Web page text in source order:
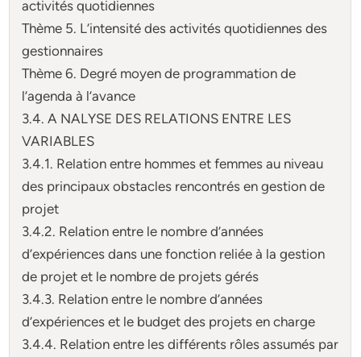
activités quotidiennes
Thème 5. L’intensité des activités quotidiennes des
gestionnaires
Thème 6. Degré moyen de programmation de
l’agenda à l’avance
3.4. A NALYSE DES RELATIONS ENTRE LES
VARIABLES
3.4.1. Relation entre hommes et femmes au niveau
des principaux obstacles rencontrés en gestion de
projet
3.4.2. Relation entre le nombre d’années
d’expériences dans une fonction reliée à la gestion
de projet et le nombre de projets gérés
3.4.3. Relation entre le nombre d’années
d’expériences et le budget des projets en charge
3.4.4. Relation entre les différents rôles assumés par